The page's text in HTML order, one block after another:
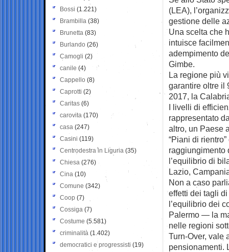
(LEA),
gestione delle
Una scelta che
intuisce
adempimento
Gimbe.
La regione più
garantire oltre il
2017, la
I livelli di
rappresentato
altro, un Paese
“Piani di
raggiungimento
l’equilibrio di
Lazio,
Non a caso
effetti dei tagli
l’equilibrio dei
Palermo — la
nelle regioni
Turn-Over, vale
pensionamenti.
Bossi (1.221)
Brambilla (38)
Brunetta (83)
Burlando (26)
Camogli (2)
canile (4)
Cappello (8)
Caprotti (2)
Caritas (6)
carovita (170)
casa (247)
Casini (119)
Centrodestra in Liguria (35)
Chiesa (276)
Cina (10)
Comune (342)
Coop (7)
Cossiga (7)
Costume (5.581)
criminalità (1.402)
democratici e progressisti (19)